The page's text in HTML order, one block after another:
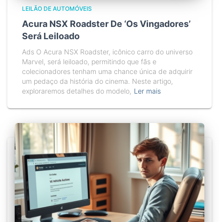
LEILÃO DE AUTOMÓVEIS
Acura NSX Roadster De ‘Os Vingadores’
Será Leiloado
Ads O Acura NSX Roadster, icônico carro do universo
Marvel, será leiloado, permitindo que fãs e
colecionadores tenham uma chance única de adquirir
um pedaço da história do cinema. Neste artigo,
exploraremos detalhes do modelo, Ler mais